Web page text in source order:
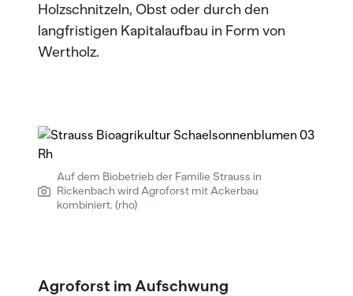
Holzschnitzeln, Obst oder durch den
langfristigen Kapitalaufbau in Form von
Wertholz.
Auf dem Biobetrieb der Familie Strauss in
Rickenbach wird Agroforst mit Ackerbau
kombiniert. (rho)
Agroforst im Aufschwung